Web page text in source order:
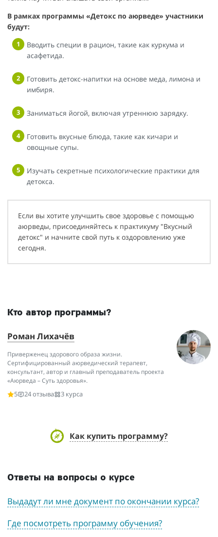
В рамках программы «Детокс по аюрведе» участники
будут:
Вводить специи в рацион, такие как куркума и
асафетида.
Готовить детокс-напитки на основе меда, лимона и
имбиря.
Заниматься йогой, включая утреннюю зарядку.
Готовить вкусные блюда, такие как кичари и
овощные супы.
Изучать секретные психологические практики для
детокса.
Если вы хотите улучшить свое здоровье с помощью
аюрведы, присоединяйтесь к практикуму "Вкусный
детокс" и начните свой путь к оздоровлению уже
сегодня.
Кто автор программы?
Роман Лихачёв
Приверженец здорового образа жизни.
Сертифицированный аюрведический терапевт,
консультант, автор и главный преподаватель проекта
«Аюрведа – Суть здоровья».
5
24 отзыва 3 курса
Как купить программу?
Ответы на вопросы о курсе
Выдадут ли мне документ по окончании курса?
Где посмотреть программу обучения?